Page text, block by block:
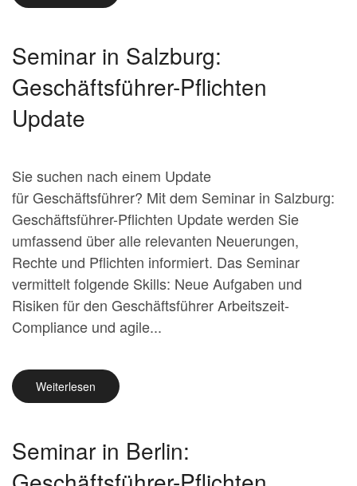
Seminar in Salzburg:
Geschäftsführer-Pflichten
Update
Sie suchen nach einem Update
für Geschäftsführer? Mit dem Seminar in Salzburg:
Geschäftsführer-Pflichten Update werden Sie
umfassend über alle relevanten Neuerungen,
Rechte und Pflichten informiert. Das Seminar
vermittelt folgende Skills: Neue Aufgaben und
Risiken für den Geschäftsführer Arbeitszeit-
Compliance und agile...
Weiterlesen
Seminar in Berlin: